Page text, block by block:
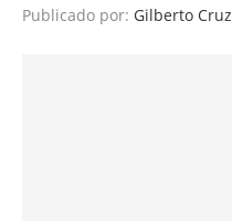
Publicado por: Gilberto Cruz